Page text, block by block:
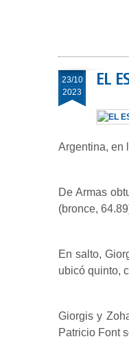
23/10
2023
EL
Argentina, en
De Armas
(bronce,
En salto,
ubicó quinto,
Giorgis y
Patricio Font